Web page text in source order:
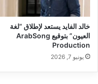
ح
و
ا
ذ
ع
ل
ب
ن
ا
ن
خالد الفايد يستعد لإطلاق “لغة
العيون” بتوقيع ArabSong
Production
يونيو 7, 2026